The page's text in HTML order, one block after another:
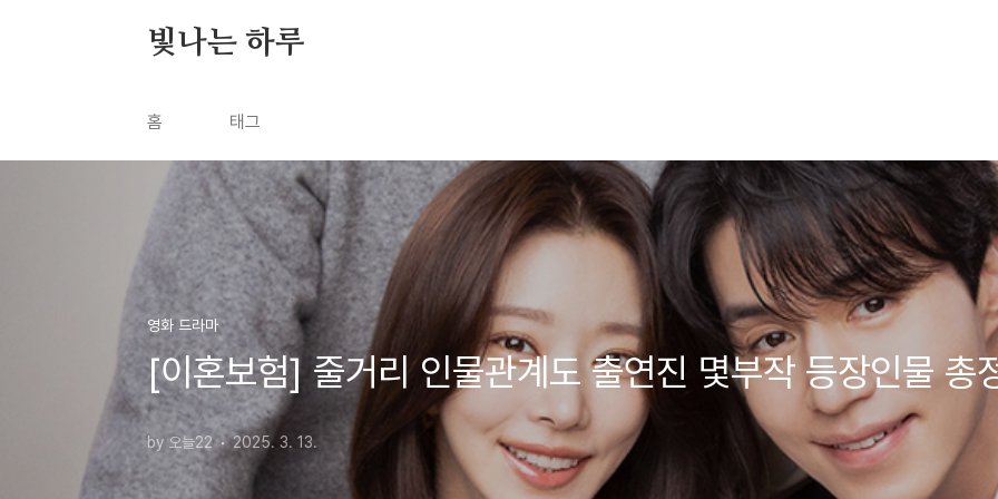
빛나는 하루
홈 태그
영화 드라마
[이혼보험] 줄거리 인물관계도 출연진 몇부작 등장인물 총
by 오늘22 2025. 3. 13.